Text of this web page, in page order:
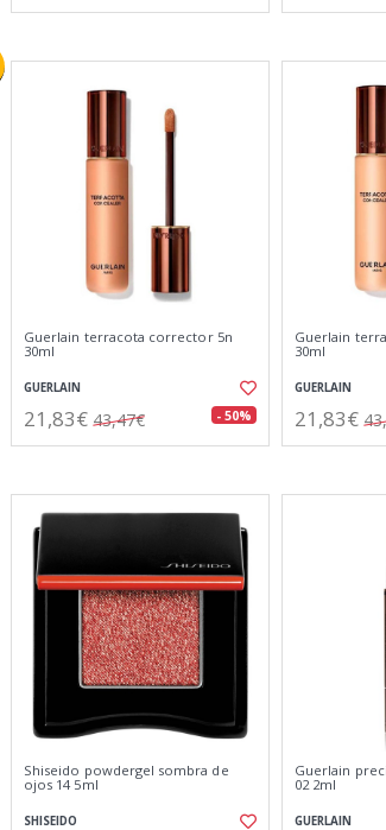
Guerlain terracota corrector 5n
30ml
GUERLAIN
21,83€ 43,47€ - 50%
Guerlain
30ml
GUERLAIN
21,83€
Shiseido powdergel sombra de
ojos 14 5ml
SHISEIDO
Guerlain
02 2ml
GUERLAIN